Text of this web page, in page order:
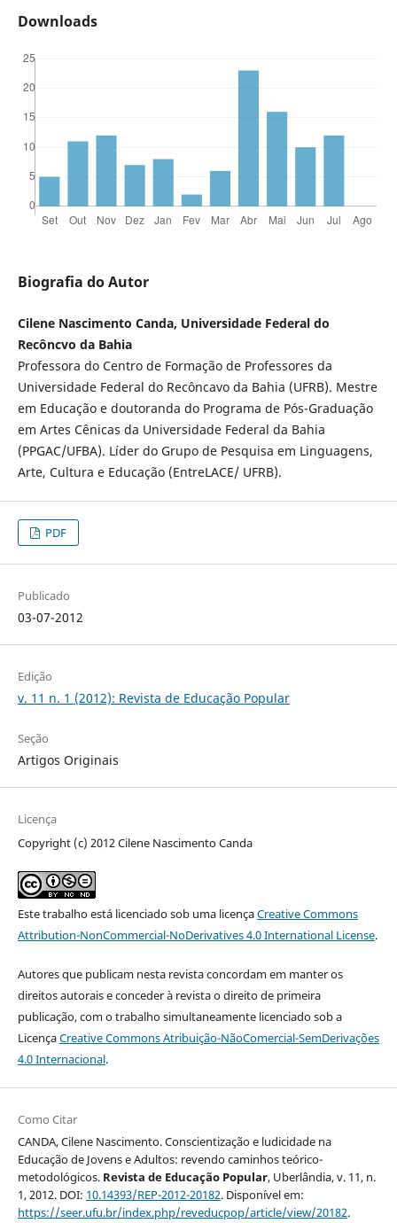
Downloads
Biografia do Autor
Cilene Nascimento Canda, Universidade Federal do
Recôncvo da Bahia
Professora do Centro de Formação de Professores da
Universidade Federal do Recôncavo da Bahia (UFRB). Mestre
em Educação e doutoranda do Programa de Pós-Graduação
em Artes Cênicas da Universidade Federal da Bahia
(PPGAC/UFBA). Líder do Grupo de Pesquisa em Linguagens,
Arte, Cultura e Educação (EntreLACE/ UFRB).
PDF
Publicado
03-07-2012
Edição
v. 11 n. 1 (2012): Revista de Educação Popular
Seção
Artigos Originais
Licença
Copyright (c) 2012 Cilene Nascimento Canda
Este trabalho está licenciado sob uma licençaCreative Commons
Attribution-NonCommercial-NoDerivatives 4.0 International License.
Autores que publicam nesta revista concordam em manter os
direitos autorais e conceder à revista o direito de primeira
publicação, com o trabalho simultaneamente licenciado sob a
LicençaCreative Commons Atribuição-NãoComercial-SemDerivações
4.0 Internacional.
Como Citar
CANDA, Cilene Nascimento. Conscientização e ludicidade na
Educação de Jovens e Adultos: revendo caminhos teórico-
metodológicos. Revista de Educação Popular, Uberlândia, v. 11, n.
1, 2012. DOI: 10.14393/REP-2012-20182. Disponível em:
https://seer.ufu.br/index.php/reveducpop/article/view/20182.